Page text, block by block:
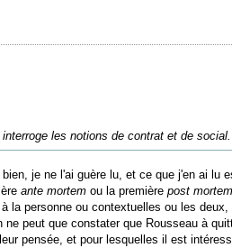
les notions de contrat et de social.
je ne l'ai guère lu, et ce que j'en ai lu
ante mortem ou la première post mortem
personne ou contextuelles ou les
ne peut que constater que Rousseau à
pensée, et pour lesquelles il est